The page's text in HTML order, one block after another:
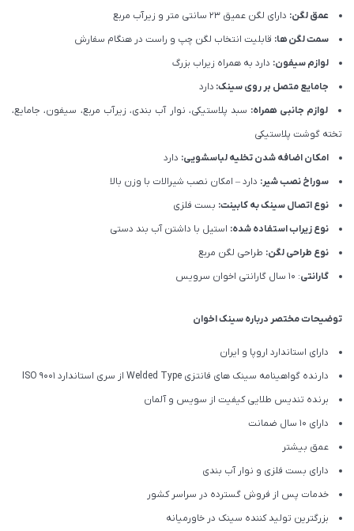
عمق لگن: دارای لگن عمیق 23 سانتی متر و زیرآب مربع
سمت لگن ها: قابلیت انتخاب لگن چپ و راست در هنگام سفارش
لوازم سیفون: دارد به همراه زیراب بزرگ
جامایع متصل بر روی سینک: دارد
لوازم جانبی همراه: سبد پلاستیکی، نوار آب بندی، زیرآب مربع، سیفون، جامایع،
تخته گوشت پلاستیکی
امکان اضافه شدن تخلیه لباسشویی: دارد
سوراخ نصب شیر: دارد – امکان نصب شیرالات با وزن بالا
نوع اتصال سینک به کابینت: بست فلزی
نوع زیراب استفاده شده: استیل با داشتن آب بند دستی
نوع طراحی لگن: طراحی لگن مربع
گارانتی: 10 سال گارانتی اخوان سرویس
توضیحات مختصر درباره سینک اخوان
دارای استاندارد اروپا و ایران
دارنده گواهینامه سینک های فانتزی Welded Type از سری استاندارد ISO 9001
برنده تندیس طلایی کیفیت از سویس و آلمان
دارای ۱۰ سال ضمانت
عمق بیشتر
دارای بست فلزی و نوار آب بندی
خدمات پس از فروش گسترده در سراسر کشور
بزرگترین تولید کننده سینک در خاورمیانه